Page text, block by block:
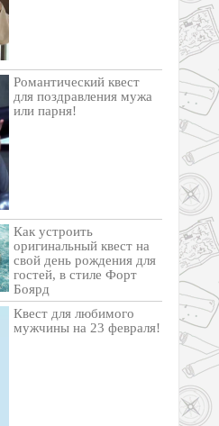
Романтический квест
для поздравления мужа
или парня!
Как устроить
оригинальный квест на
свой день рождения для
гостей, в стиле Форт
Боярд
Квест для любимого
мужчины на 23 февраля!